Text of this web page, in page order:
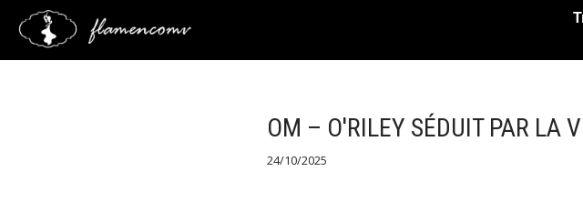
Saltar
OM – O'RILEY SÉDUIT PAR LA
24/10/2025